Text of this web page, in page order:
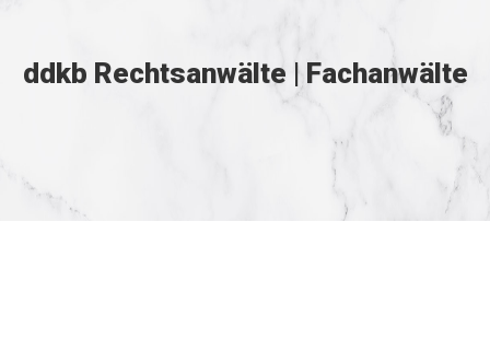
ddkb Rechtsanwälte | Fachanwälte